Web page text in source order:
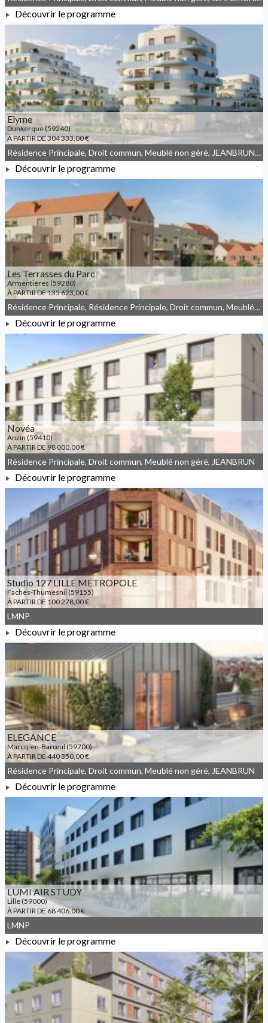
À PARTIR DE 213 000,00 €
Découvrir le programme
Elyme
Dunkerque (59240)
À PARTIR DE 304 333,00 €
À PARTIR DE 304 333,00 €
Résidence Principale, Droit commun, Meublé non géré, JEANBRUN, LLI, LLI_JEANBRUN
Découvrir le programme
Les Terrasses du Parc
Armentières (59280)
À PARTIR DE 135 623,00 €
À PARTIR DE 135 623,00 €
Résidence Principale, Résidence Principale, Droit commun, Meublé non géré, JEANBRUN, LLI, LLI_JEANBRUN
Découvrir le programme
Novéa
Anzin (59410)
À PARTIR DE 98 000,00 €
À PARTIR DE 98 000,00 €
Résidence Principale, Droit commun, Meublé non géré, JEANBRUN
Découvrir le programme
Studio 127 LILLE METROPOLE
Faches-Thumesnil (59155)
À PARTIR DE 100 278,00 €
À PARTIR DE 100 278,00 €
LMNP
Découvrir le programme
ELEGANCE
Marcq-en-Barœul (59700)
À PARTIR DE 440 350,00 €
À PARTIR DE 440 350,00 €
Résidence Principale, Droit commun, Meublé non géré, JEANBRUN
Découvrir le programme
LUMI AIR STUDY
Lille (59000)
À PARTIR DE 68 406,00 €
À PARTIR DE 68 406,00 €
LMNP
Découvrir le programme